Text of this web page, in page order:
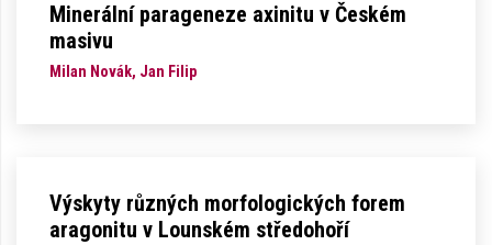
Minerální parageneze axinitu v Českém
masivu
Milan Novák, Jan Filip
Výskyty různých morfologických forem
aragonitu v Lounském středohoří